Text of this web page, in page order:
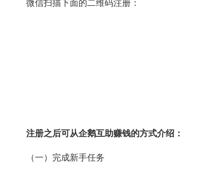
微信扫描下面的二维码注册：
注册之后可从企鹅互助赚钱的方式介绍：
（一）完成新手任务